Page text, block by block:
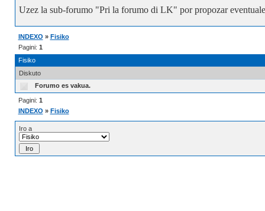
Uzez la sub-forumo "Pri la forumo di LK" por propozar
INDEXO » Fisiko
Pagini: 1
Fisiko
Diskuto
Forumo es vakua.
Pagini: 1
INDEXO » Fisiko
Iro a